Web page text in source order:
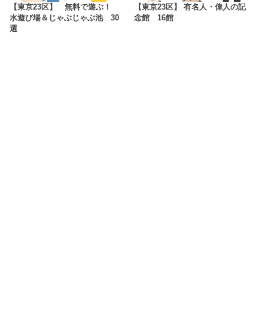
【東京23区】 無料で遊ぶ！
水遊び場＆じゃぶじゃぶ池 30
選
【東京23区】 有名人・偉人の記
念館 16館